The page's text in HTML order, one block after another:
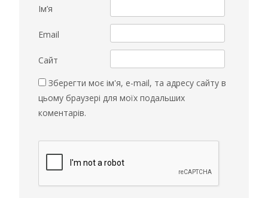
Ім’я
Email
Сайт
Зберегти моє ім'я, e-mail, та адресу сайту в
цьому браузері для моїх подальших
коментарів.